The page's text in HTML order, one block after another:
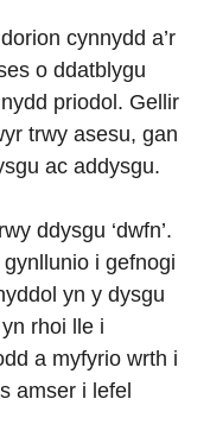
cynnydd a’r
o ddatblygu
priodol. Gellir
trwy asesu, gan
ac addysgu.
ddysgu ‘dwfn’.
i gefnogi
yn y dysgu
rhoi lle i
a myfyrio wrth i
amser i lefel